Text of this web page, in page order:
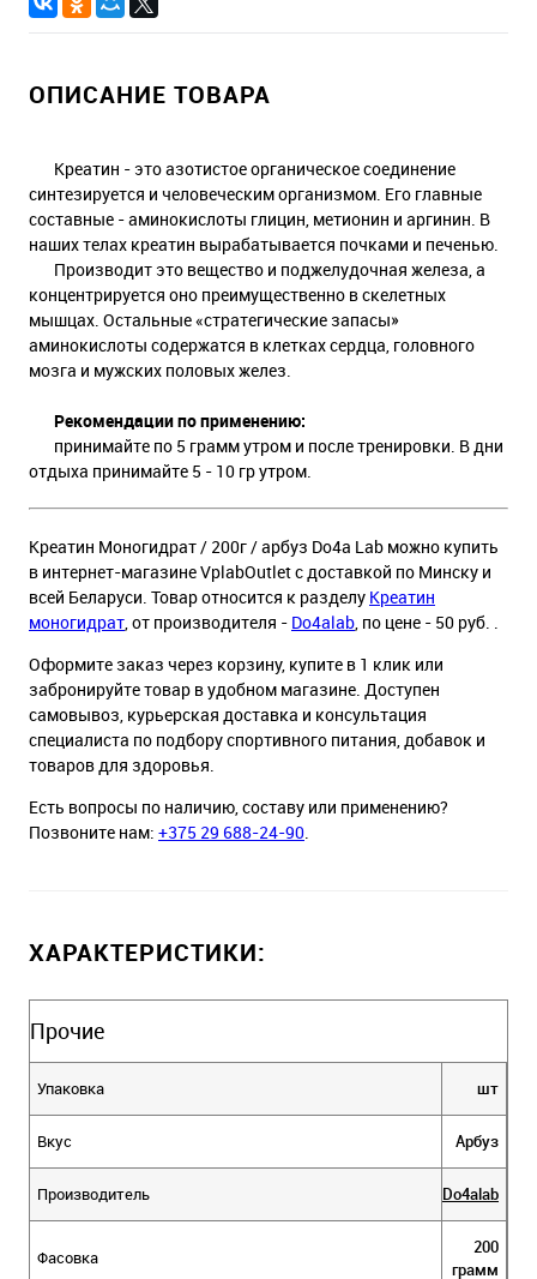
ОПИСАНИЕ ТОВАРА
Креатин - это азотистое органическое соединение
синтезируется и человеческим организмом. Его главные
составные - аминокислоты глицин, метионин и аргинин. В
наших телах креатин вырабатывается почками и печенью.
Производит это вещество и поджелудочная железа, а
концентрируется оно преимущественно в скелетных
мышцах. Остальные «стратегические запасы»
аминокислоты содержатся в клетках сердца, головного
мозга и мужских половых желез.
Рекомендации по применению:
принимайте по 5 грамм утром и после тренировки. В дни
отдыха принимайте 5 - 10 гр утром.
Креатин Моногидрат / 200г / арбуз Do4a Lab можно купить
в интернет-магазине VplabOutlet с доставкой по Минску и
всей Беларуси. Товар относится к разделу Креатин
моногидрат, от производителя - Do4alab, по цене - 50 руб. .
Оформите заказ через корзину, купите в 1 клик или
забронируйте товар в удобном магазине. Доступен
самовывоз, курьерская доставка и консультация
специалиста по подбору спортивного питания, добавок и
товаров для здоровья.
Есть вопросы по наличию, составу или применению?
Позвоните нам: +375 29 688-24-90.
ХАРАКТЕРИСТИКИ:
Прочие
Упаковка шт
Вкус Арбуз
Производитель Do4alab
Фасовка
200
грамм